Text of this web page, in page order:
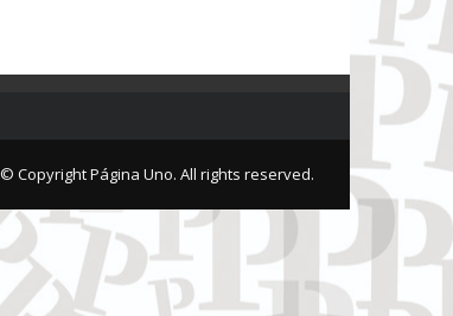
© Copyright Página Uno. All rights reserved.